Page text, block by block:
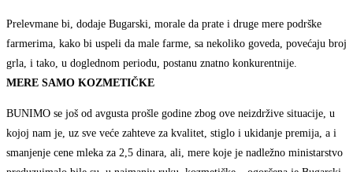
Prelevmane bi, dodaje Bugarski, morale da prate i druge mere podrške
farmerima, kako bi uspeli da male farme, sa nekoliko goveda, povećaju broj
grla, i tako, u doglednom periodu, postanu znatno konkurentnije.
MERE SAMO KOZMETIČKE
BUNIMO se još od avgusta prošle godine zbog ove neizdržive situacije, u
kojoj nam je, uz sve veće zahteve za kvalitet, stiglo i ukidanje premija, a i
smanjenje cene mleka za 2,5 dinara, ali, mere koje je nadležno ministarstvo